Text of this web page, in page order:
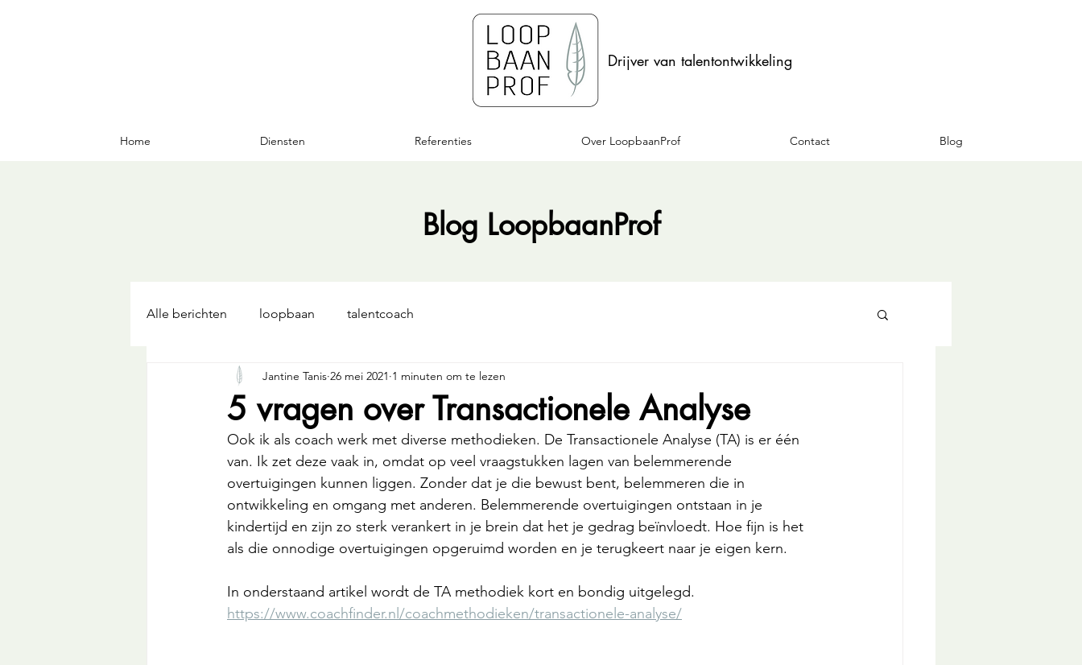
Drijver van talentontwikkeling
Home Diensten Referenties Over LoopbaanProf Contact Blog
Blog LoopbaanProf
Alle berichten loopbaan talentcoach
5 vragen over Transactionele Analyse
Jantine Tanis 26 mei 2021 1 minuten om te lezen
Ook ik als coach werk met diverse methodieken. De Transactionele Analyse (TA) is er één
van. Ik zet deze vaak in, omdat op veel vraagstukken lagen van belemmerende
overtuigingen kunnen liggen. Zonder dat je die bewust bent, belemmeren die in
ontwikkeling en omgang met anderen. Belemmerende overtuigingen ontstaan in je
kindertijd en zijn zo sterk verankert in je brein dat het je gedrag beïnvloedt. Hoe fijn is het
als die onnodige overtuigingen opgeruimd worden en je terugkeert naar je eigen kern.
In onderstaand artikel wordt de TA methodiek kort en bondig uitgelegd.
https://www.coachfinder.nl/coachmethodieken/transactionele-analyse/